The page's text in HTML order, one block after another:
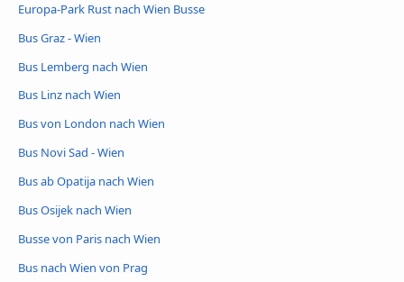
Europa-Park Rust nach Wien Busse
Bus Graz - Wien
Bus Lemberg nach Wien
Bus Linz nach Wien
Bus von London nach Wien
Bus Novi Sad - Wien
Bus ab Opatija nach Wien
Bus Osijek nach Wien
Busse von Paris nach Wien
Bus nach Wien von Prag